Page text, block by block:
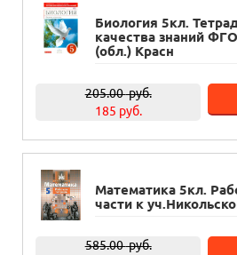
Биология 5кл.
качества знаний
(обл.) Красн
205.00руб.
185 руб.
Математика 5кл.
части к
585.00руб.